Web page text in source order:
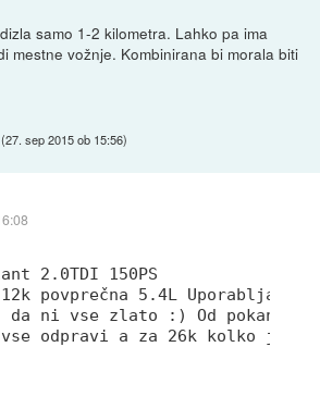
samo 1-2 kilometra. Lahko pa ima
mestne vožnje. Kombinirana bi morala biti
(27. sep 2015 ob 15:56)
2.0TDI 150PS
12k povprečna 5.4L Uporablja se
da ni vse zlato :) Od pokanja
odpravi a za 26k kolko je